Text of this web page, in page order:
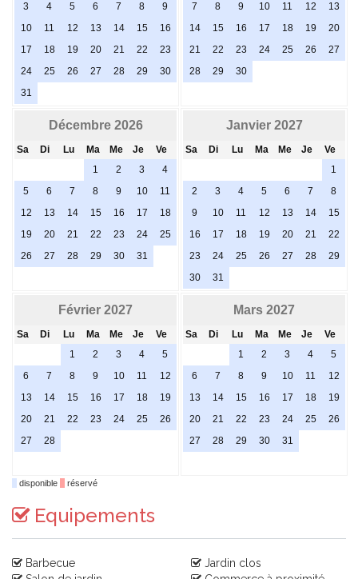
3
4 5 6 7 8
9
10
11 12 13 14 15
16
17
18 19 20 21 22
23
24
25 26 27 28 29
30
31
7
8 9 10 11 12
13
14
15 16 17 18 19
20
21
22 23 24 25 26
27
28
29 30
Décembre 2026
Sa Di Lu Ma Me Je
Ve
1
2 3
4
5
6 7 8 9 10
11
12
13 14 15 16 17
18
19
20 21 22 23 24
25
26
27 28 29 30 31
Janvier 2027
Sa Di Lu Ma Me Je
Ve
1
2
3 4 5 6 7
8
9
10 11 12 13 14
15
16
17 18 19 20 21
22
23
24 25 26 27 28
29
30
31
Février 2027
Sa Di Lu Ma Me Je
Ve
1
2 3 4
5
6
7 8 9 10 11
12
13
14 15 16 17 18
19
20
21 22 23 24 25
26
27
28
Mars 2027
Sa Di Lu Ma Me Je
Ve
1
2 3 4
5
6
7 8 9 10 11
12
13
14 15 16 17 18
19
20
21 22 23 24 25
26
27
28 29 30 31
disponible réservé
Equipements
Barbecue
Jardin clos